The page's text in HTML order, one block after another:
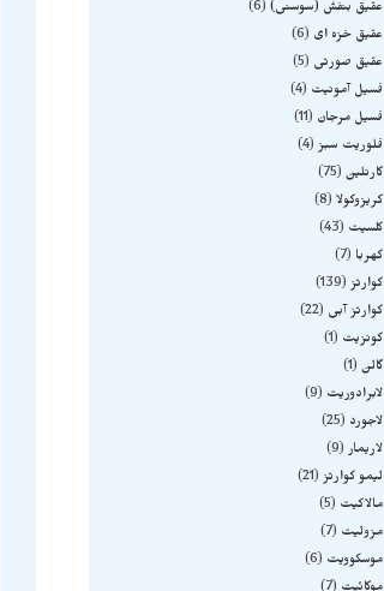
عقیق بنفش (سوسنی) 6
عقیق خزه ای
6
عقیق صورتی
5
فسیل آمونیت
4
فسیل مرجان
11
فلوریت سبز 4
کارنلین 75
کریزوکولا 8
کلسیت
43
کهربا
7
کوارتز 139
کوارتز آبی
22
کونزیت
1
گالن 1
لابرادوریت
9
لاجورد
25
لاریمار 9
لیمو کوارتز 21
مالاکیت
5
مزولیت
7
موسکوویت
6